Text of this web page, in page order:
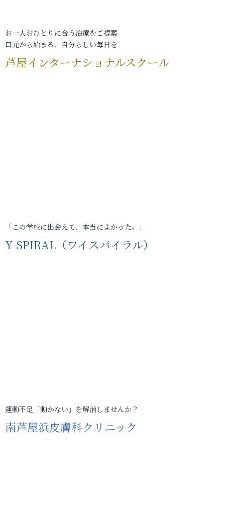
お一人おひとりに合う治療をご提案
口元から始まる、自分らしい毎日を
芦屋インターナショナルスクール
「この学校に出会えて、本当によかった。」
Y-SPIRAL（ワイスパイラル）
運動不足「動かない」を解消しませんか？
南芦屋浜皮膚科クリニック